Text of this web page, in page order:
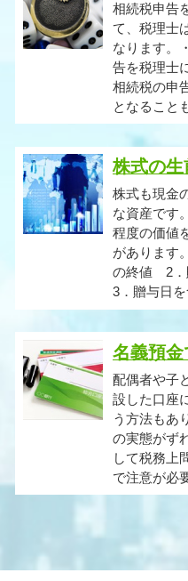
相続税申告
て、税理士
なります。
告を税理士
相続税の申
となること
株式の
株式も現金
な資産です
程度の価値
があります
の終値 2．
3．贈与日
名義預
配偶者や子
設した口座
う方法もあ
の実態がず
して税務上
で注意が必